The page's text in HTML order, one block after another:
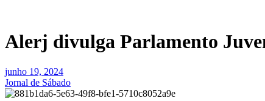
Alerj divulga Parlamento
junho 19, 2024
Jornal de Sábado